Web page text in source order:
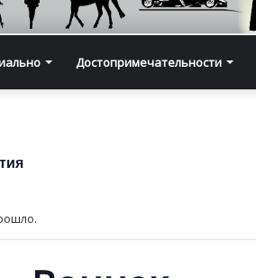
Достопримечательности